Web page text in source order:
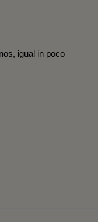
igual in poco